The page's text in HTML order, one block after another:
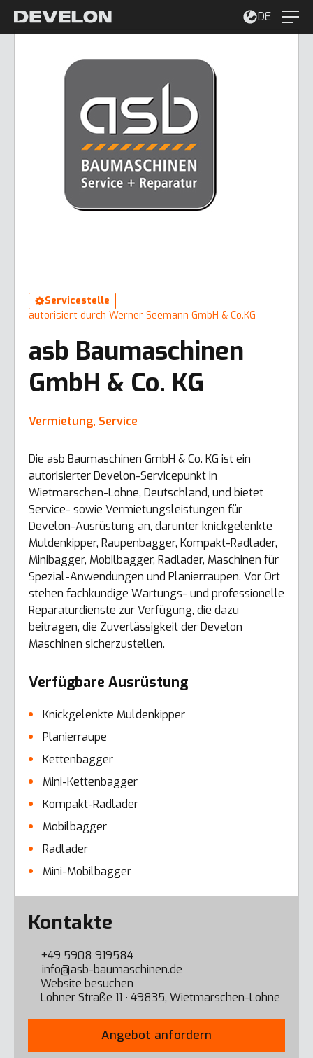
DE
Servicestelle
autorisiert durch Werner Seemann GmbH & Co.KG
asb Baumaschinen
GmbH & Co. KG
Vermietung, Service
Die asb Baumaschinen GmbH & Co. KG ist ein
autorisierter Develon-Servicepunkt in
Wietmarschen-Lohne, Deutschland, und bietet
Service- sowie Vermietungsleistungen für
Develon-Ausrüstung an, darunter knickgelenkte
Muldenkipper, Raupenbagger, Kompakt-Radlader,
Minibagger, Mobilbagger, Radlader, Maschinen für
Spezial-Anwendungen und Planierraupen. Vor Ort
stehen fachkundige Wartungs- und professionelle
Reparaturdienste zur Verfügung, die dazu
beitragen, die Zuverlässigkeit der Develon
Maschinen sicherzustellen.
Verfügbare Ausrüstung
Knickgelenkte Muldenkipper
Planierraupe
Kettenbagger
Mini-Kettenbagger
Kompakt-Radlader
Mobilbagger
Radlader
Mini-Mobilbagger
Error here
Kontakte
+49 5908 919584
info@asb-baumaschinen.de
Website besuchen
Lohner Straße 11 ∙ 49835, Wietmarschen-Lohne
Angebot anfordern